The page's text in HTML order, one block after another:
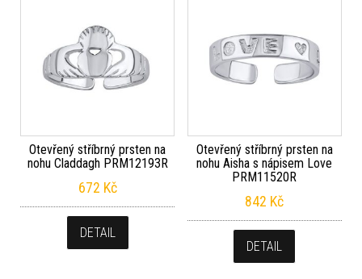
Otevřený stříbrný prsten na
nohu Claddagh PRM12193R
672 Kč
DETAIL
Otevřený stříbrný prsten na
nohu Aisha s nápisem Love
PRM11520R
842 Kč
DETAIL